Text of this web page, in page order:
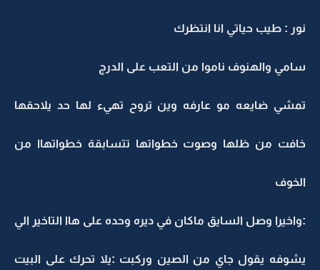
نور : طيب حياتي انا انتظرك
سامي والهنوف ناموا من التعب على الدرج
تمشي ضايعه مو عارفه وين تروح تهيء لها حد يلاحقها
خافت من ظلها وصوت خطواتها تتسابقة خطواتهاا من
الخوف
:واخيرا وصل السايق ماكان في ديره وحده على هاا التاخير الي
يشوفه يقول جاي من الصين وركبت :يلا تحرك على البيت